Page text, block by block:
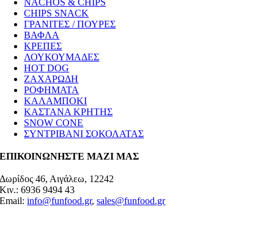
CHIPS SNACK
ΓΡΑΝΙΤΕΣ / ΠΟΥΡΕΣ
ΒΑΦΛΑ
ΚΡΕΠΕΣ
ΛΟΥΚΟΥΜΑΔΕΣ
HOT DOG
ΖΑΧΑΡΩΔΗ
ΡΟΦΗΜΑΤΑ
ΚΑΛΑΜΠΟΚΙ
ΚΑΣΤΑΝΑ ΚΡΗΤΗΣ
SNOW CONE
ΣΥΝΤΡΙΒΑΝΙ ΣΟΚΟΛΑΤΑΣ
ΕΠΙΚΟΙΝΩΝΗΣΤΕ ΜΑΖΙ ΜΑΣ
Δωρίδος 46, Αιγάλεω, 12242
Κιν.: 6936 9494 43
Email:info@funfood.gr,sales@funfood.gr